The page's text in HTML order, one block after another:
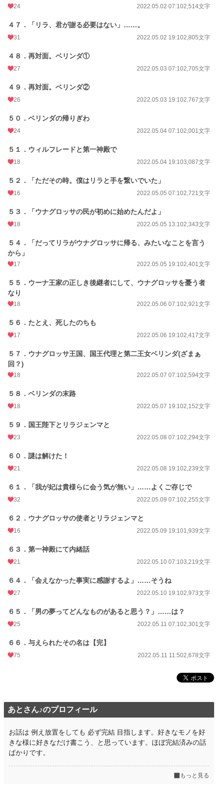
24 2022.05.02 07:102,514文字
４７．「リラ、君が謝る必要はない」……。
31 2022.05.02 19:102,805文字
４８．再対面。ベリンダ①
27 2022.05.03 07:102,705文字
４９．再対面。ベリンダ②
26 2022.05.03 19:102,767文字
５０．ベリンダの帰りぎわ
24 2022.05.04 07:102,001文字
５１．ウィルフレードと第一神殿で
18 2022.05.04 19:103,087文字
５２．「ただその時。僕はリラと手を繋いでいた」
16 2022.05.05 07:102,721文字
５３．「ウナグロッサの民が初めに始めたんだよ」
18 2022.05.05 13:102,343文字
５４．「だってリラがウナグロッサに帰る、みたいなことを言う
から」
17 2022.05.05 19:102,401文字
５５．ウーナ王家の正しき後継者にして、ウナグロッサを憂う者
なり
18 2022.05.06 07:102,921文字
５６．たとえ、死したのちも
17 2022.05.06 19:102,417文字
５７．ウナグロッサ王国、国王代理と第二王女ベリンダ(ざまぁ
回？)
18 2022.05.07 07:102,594文字
５８．ベリンダの末路
18 2022.05.07 19:102,152文字
５９．国王陛下とリラジェンマと
23 2022.05.08 07:102,294文字
６０．謎は解けた！
21 2022.05.08 19:102,239文字
６１．「我が妃は貴様らに会う気が無い」……よくご存じで
32 2022.05.09 07:102,255文字
６２．ウナグロッサの使者とリラジェンマと
16 2022.05.09 19:101,939文字
６３．第一神殿にて内緒話
21 2022.05.10 07:103,219文字
６４．「会えなかった事実に感謝するよ」……そうね
27 2022.05.10 19:102,973文字
６５．「男の夢ってどんなものがあると思う？」……は？
25 2022.05.11 07:102,301文字
６６．与えられたその名は【完】
75 2022.05.11 11:502,678文字
あとさん♪のプロフィール
お話は 例え放置をしても 必ず完結 目指します。好きなモノを好
きな様に好きなだけ書こう、と思っています。ほぼ完結済みの話
ばかりです。
もっと見る